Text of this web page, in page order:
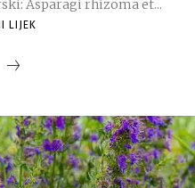
Asparagi rhizoma et...
LIJEK